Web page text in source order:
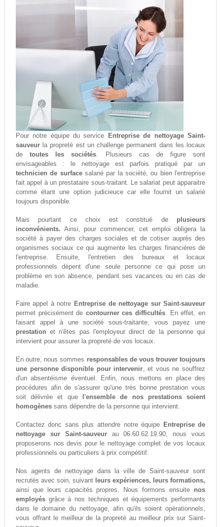
Pour notre équipe du service
Entreprise de nettoyage Saint-
sauveurla propreté est un challenge permanent dans les locaux
detoutes les sociétés. Plusieurs cas de figure sont
envisageables : le nettoyage est parfois pratiqué par un
technicien de surfacesalarié par la société, ou bien l'entreprise
fait appel à un prestataire sous-traitant. Le salariat peut apparaitre
comme étant une option judicieuce car elle fournit un salarié
toujours disponible.
Mais pourtant ce choix est constitué de plusieurs
inconvénients. Ainsi, pour commencer, cet emploi obligera la
société à payer des charges sociales et de cotiser auprès des
organismes sociaux ce qui augmente les charges financières de
l'entreprise. Ensuite, l'entretien des bureaux et locaux
professionnels dépent d'une seule personne ce qui pose un
problème en son absence, pendant ses vacances ou en cas de
maladie.
Faire appel à notre Entreprise de nettoyage sur Saint-sauveur
permet précisément de contourner ces difficultés. En effet, en
faisant appel à une société sous-traitante, vous payez une
prestation et n'êtes pas l'employeur direct de la personne qui
intervient pour assurer la propreté de vos locaux.
En outre, nous sommes responsables de vous trouver toujours
une personne disponible pour intervenir, et vous ne souffrez
d'un absentéisme éventuel. Enfin, nous mettons en place des
procédures afin de s'assurer qu'une très bonne prestation vous
soit délivrée et que
l'ensemble de nos prestations soient
homogènessans dépendre de la personne qui intervient.
Contactez donc sans plus attendre notre équipe Entreprise de
nettoyage sur Saint-sauveurau 06.60.62.19.90, nous vous
proposerons nos devis pour le nettoyage complet de vos locaux
professionnels ou particuliers à prix compétitif.
Nos agents de nettoyage dans la ville de Saint-sauveur sont
recrutés avec soin, suivant leurs expériences, leurs formations,
ainsi que leurs capacités propres. Nous formons ensuite nos
employésgrâce à nos techniques et équipements performants
dans le domaine du nettoyage, afin qu'ils soient opérationnels,
vous offrant le meilleur de la propreté au meilleur prix sur Saint-